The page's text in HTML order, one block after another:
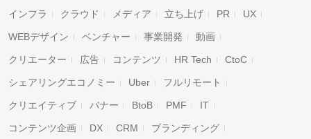
インフラ クラウド メディア 立ち上げ PR UX
WEBデザイン ベンチャー 事業開発 動画
クリエーター 広告 コンテンツ HR Tech CtoC
シェアリングエコノミー Uber フルリモート
クリエイティブ バナー BtoB PMF IT
コンテンツ企画 DX CRM ブランディング